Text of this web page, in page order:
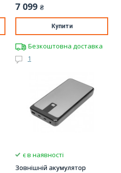
7 099 ₴
Купити
Безкоштовна доставка
1
є в наявності
Зовнішній акумулятор